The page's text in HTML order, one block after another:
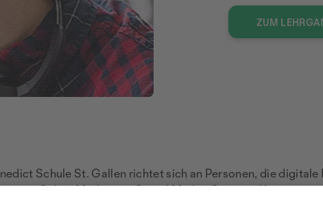
ZUM
Schule St. Gallen richtet sich an Personen, die
in Online Marketing, Social Media, Content,